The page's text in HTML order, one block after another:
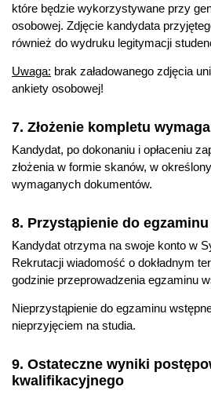
które będzie wykorzystywane przy
osobowej. Zdjęcie kandydata
również do wydruku legitymacji
Uwaga: brak załadowanego zdjęcia
ankiety osobowej!
7. Złożenie kompletu
Kandydat, po dokonaniu i opłaceniu
złożenia w formie skanów, w
wymaganych dokumentów.
8. Przystąpienie do
Kandydat otrzyma na swoje konto w
Rekrutacji wiadomość o dokładnym
godzinie przeprowadzenia egzaminu
Nieprzystąpienie do egzaminu
nieprzyjęciem na studia.
9. Ostateczne wyniki
kwalifikacyjnego